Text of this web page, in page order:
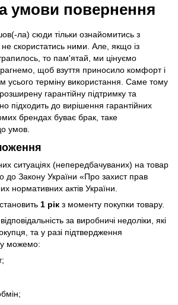
умови повернення
ла) сюди тільки ознайомитись з
скористатись ними. Але, якщо із
то пам'ятай, ми цінуємо
щоб взуття приносило комфорт і
усього терміну використання. Саме тому
гарантійну підтримку та
підходить до вирішення гарантійних
брендах буває брак, таке
умов.
ситуаціях (непередбачуваних) на товар
до Закону України «Про захист прав
нормативних актів України.
1 рік з моменту покупки товару.
за виробничі недоліки, які
та у разі підтвердження
можемо: